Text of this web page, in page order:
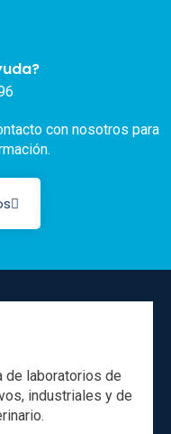
con nosotros para
de laboratorios de
industriales y de